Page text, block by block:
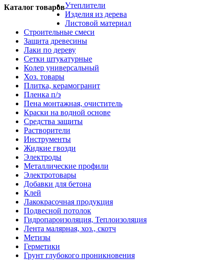
Каталог товаровУтеплители
Изделия из дерева
Листовой материал
Строительные смеси
Защита древесины
Лаки по дереву
Сетки штукатурные
Колер универсальный
Хоз. товары
Плитка, керамогранит
Пленка п/э
Пена монтажная, очиститель
Краски на водной основе
Средства защиты
Растворители
Инструменты
Жидкие гвозди
Электроды
Металлические профили
Электротовары
Добавки для бетона
Клей
Лакокрасочная продукция
Подвесной потолок
Гидропароизоляция, Теплоизоляция
Лента малярная, хоз., скотч
Метизы
Герметики
Грунт глубокого проникновения